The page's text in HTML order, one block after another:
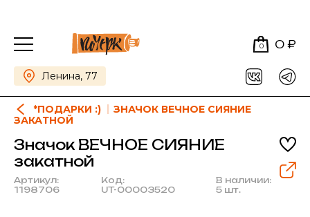
0 0 ₽
Ленина, 77
*ПОДАРКИ :)
ЗНАЧОК ВЕЧНОЕ СИЯНИЕ
ЗАКАТНОЙ
Значок ВЕЧНОЕ СИЯНИЕ
закатной
Артикул:
1198706
Код:
UT-00003520
В наличии:
5 шт.